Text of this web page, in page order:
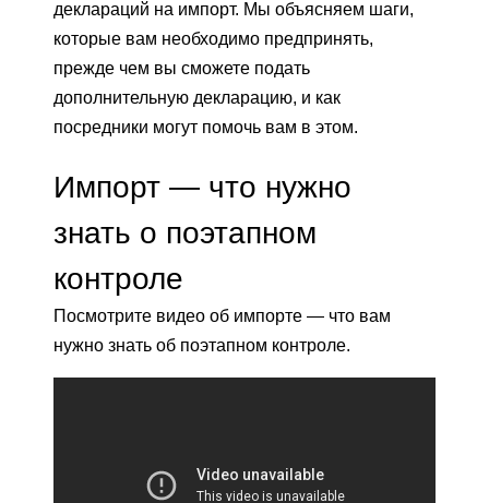
деклараций на импорт. Мы объясняем шаги,
которые вам необходимо предпринять,
прежде чем вы сможете подать
дополнительную декларацию, и как
посредники могут помочь вам в этом.
Импорт — что нужно
знать о поэтапном
контроле
Посмотрите видео об импорте — что вам
нужно знать об поэтапном контроле.